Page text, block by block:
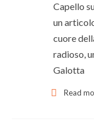
Capello
un
cuore
radioso,
Galotta
Read